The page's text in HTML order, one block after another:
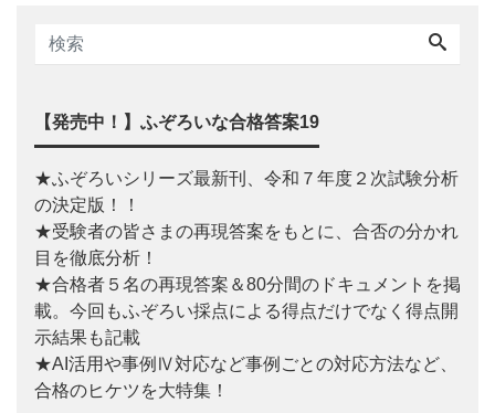
【発売中！】ふぞろいな合格答案19
★ふぞろいシリーズ最新刊、令和７年度２次試験分析
の決定版！！
★受験者の皆さまの再現答案をもとに、合否の分かれ
目を徹底分析！
★合格者５名の再現答案＆80分間のドキュメントを掲
載。今回もふぞろい採点による得点だけでなく得点開
示結果も記載
★AI活用や事例Ⅳ対応など事例ごとの対応方法など、
合格のヒケツを大特集！